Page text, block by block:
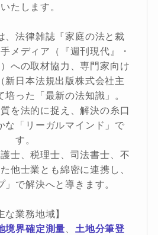
たします。
、法律雑誌『家庭の法と裁
メディア（『週刊現代』・
）への取材協力、専門家向け
新日本法規出版株式会社主
った「最新の法知識」。
を法的に捉え、解決の糸口
な「リーガルマインド」で
す。
士、税理士、司法書士、不
他士業とも綿密に連携し、
」で解決へと導きます。
な業務地域】
境界確定測量
土地分筆登